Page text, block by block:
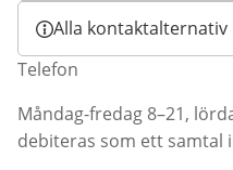
Alla kontaktalternativ
Telefon
Måndag-fredag 8–21,
debiteras som ett samtal